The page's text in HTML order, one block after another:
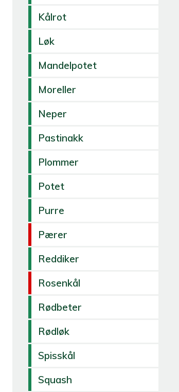
Kålrot
Løk
Mandelpotet
Moreller
Neper
Pastinakk
Plommer
Potet
Purre
Pærer
Reddiker
Rosenkål
Rødbeter
Rødløk
Spisskål
Squash